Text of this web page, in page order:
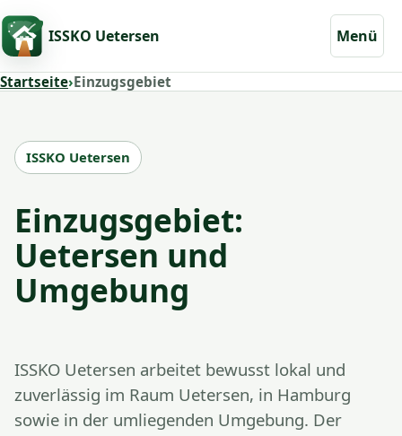
ISSKO Uetersen Menü
Startseite›Einzugsgebiet
ISSKO Uetersen
Einzugsgebiet:
Uetersen und
Umgebung
ISSKO Uetersen arbeitet bewusst lokal und
zuverlässig im Raum Uetersen, in Hamburg
sowie in der umliegenden Umgebung. Der